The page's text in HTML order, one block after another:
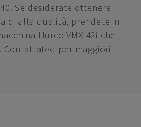
Se desiderate ottenere
di alta qualità, prendete in
Hurco VMX 42i che
Contattateci per maggiori